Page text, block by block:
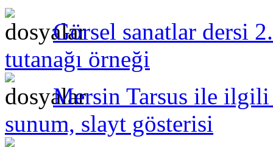
Görsel sanatlar dersi
tutanağı örneği
Mersin Tarsus ile
sunum, slayt gösterisi